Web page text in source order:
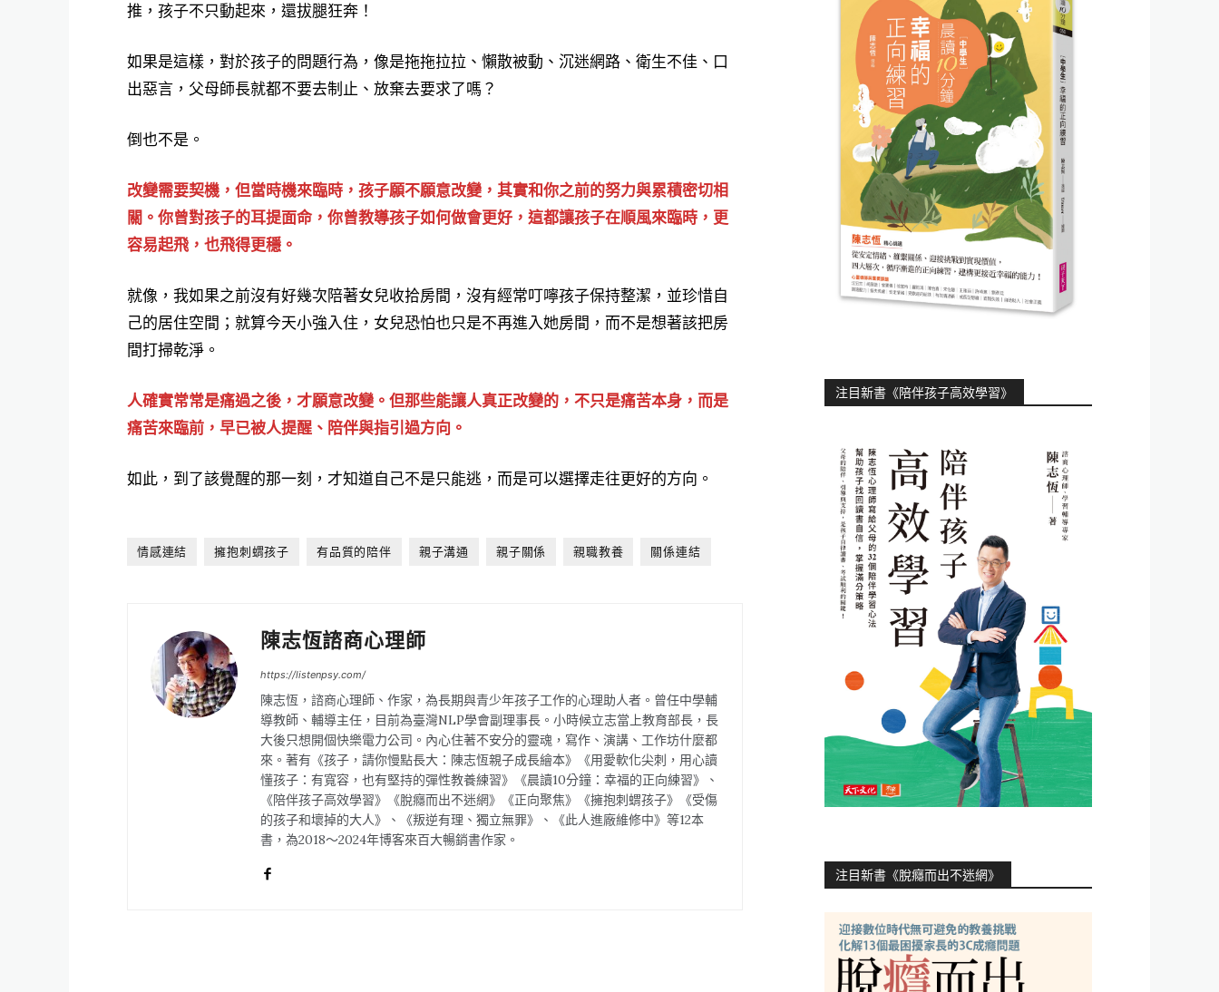
推，孩子不只動起來，還拔腿狂奔！
如果是這樣，對於孩子的問題行為，像是拖拖拉拉、懶散被動、沉迷網路、衛生不佳、口
出惡言，父母師長就都不要去制止、放棄去要求了嗎？
倒也不是。
改變需要契機，但當時機來臨時，孩子願不願意改變，其實和你之前的努力與累積密切相
關。你曾對孩子的耳提面命，你曾教導孩子如何做會更好，這都讓孩子在順風來臨時，更
容易起飛，也飛得更穩。
就像，我如果之前沒有好幾次陪著女兒收拾房間，沒有經常叮嚀孩子保持整潔，並珍惜自
己的居住空間；就算今天小強入住，女兒恐怕也只是不再進入她房間，而不是想著該把房
間打掃乾淨。
人確實常常是痛過之後，才願意改變。但那些能讓人真正改變的，不只是痛苦本身，而是
痛苦來臨前，早已被人提醒、陪伴與指引過方向。
如此，到了該覺醒的那一刻，才知道自己不是只能逃，而是可以選擇走往更好的方向。
情感連結 擁抱刺蝟孩子 有品質的陪伴 親子溝通 親子關係 親職教養 關係連結
陳志恆諮商心理師
https://listenpsy.com/
陳志恆，諮商心理師、作家，為長期與青少年孩子工作的心理助人者。曾任中學輔
導教師、輔導主任，目前為臺灣NLP學會副理事長。小時候立志當上教育部長，長
大後只想開個快樂電力公司。內心住著不安分的靈魂，寫作、演講、工作坊什麼都
來。著有《孩子，請你慢點長大：陳志恆親子成長繪本》《用愛軟化尖刺，用心讀
懂孩子：有寬容，也有堅持的彈性教養練習》《晨讀10分鐘：幸福的正向練習》、
《陪伴孩子高效學習》《脫癮而出不迷網》《正向聚焦》《擁抱刺蝟孩子》《受傷
的孩子和壞掉的大人》、《叛逆有理、獨立無罪》、《此人進廠維修中》等12本
書，為2018～2024年博客來百大暢銷書作家。
注目新書《陪伴孩子高效學習》
注目新書《脫癮而出不迷網》